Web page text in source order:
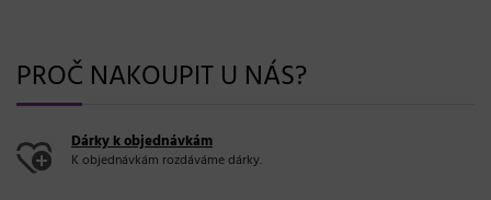
PROČ NAKOUPIT U NÁS?
Dárky k objednávkám
K objednávkám rozdáváme dárky.